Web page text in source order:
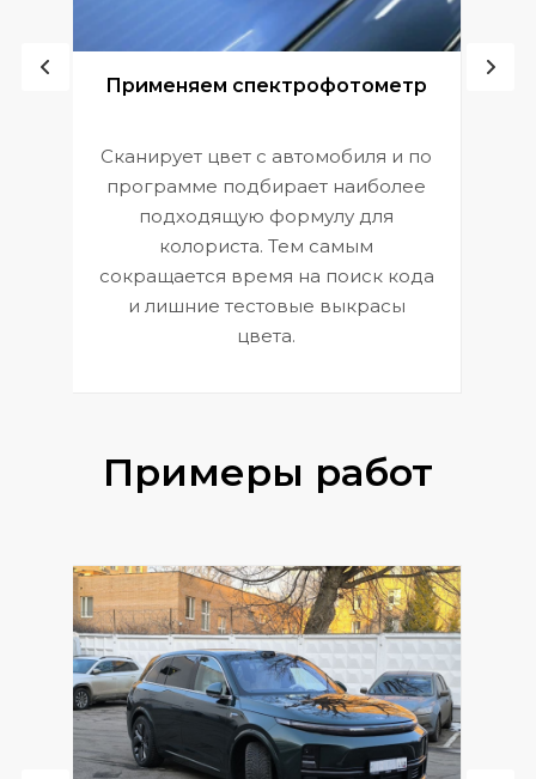
Применяем спектрофотометр
Сканирует цвет с автомобиля и по
программе подбирает наиболее
подходящую формулу для
колориста. Тем самым
сокращается время на поиск кода
и лишние тестовые выкрасы
цвета.
Примеры работ